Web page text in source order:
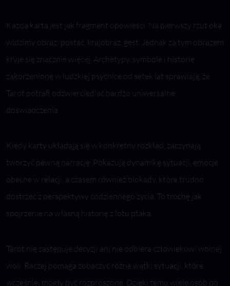
Każda karta jest jak fragment opowieści. Na pierwszy rzut oka
widzimy obraz: postać, krajobraz, gest. Jednak za tym obrazem
kryje się znacznie więcej. Archetypy, symbole i historie
zakorzenione w ludzkiej psychice od setek lat sprawiają, że
Tarot potrafi odzwierciedlać bardzo uniwersalne
doświadczenia.
Kiedy karty układają się w konkretny rozkład, zaczynają
tworzyć pewną narrację. Pokazują dynamikę sytuacji, emocje
obecne w relacji, a czasem również blokady, które trudno
dostrzec z perspektywy codziennego życia. To trochę jak
spojrzenie na własną historię z lotu ptaka.
Tarot nie zastępuje decyzji ani nie odbiera człowiekowi wolnej
woli. Raczej pomaga zobaczyć różne wątki sytuacji, które
wcześniej mogły być rozproszone. Dzięki temu wiele osób po